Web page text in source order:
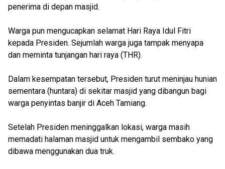
penerima di depan masjid.
Warga pun mengucapkan selamat Hari Raya Idul Fitri
kepada Presiden. Sejumlah warga juga tampak menyapa
dan meminta tunjangan hari raya (THR).
Dalam kesempatan tersebut, Presiden turut meninjau hunian
sementara (huntara) di sekitar masjid yang dibangun bagi
warga penyintas banjir di Aceh Tamiang.
Setelah Presiden meninggalkan lokasi, warga masih
memadati halaman masjid untuk mengambil sembako yang
dibawa menggunakan dua truk.